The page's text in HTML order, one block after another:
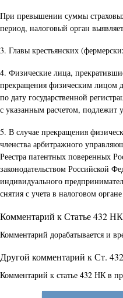
При превышении суммы
период, налоговый орган
3. Главы крестьянских
4. Физические лица,
прекращения физическим лицом
по дату государственной
с указанным расчетом, подлежит
5. В случае прекращения
членства арбитражного
Реестра патентных поверенных
законодательством Российской
индивидуального
снятия с учета в налоговом
Комментарий к Статье 432
Комментарий дорабатывается и
Другой комментарий к Ст.
Комментарий к статье 432 НК в